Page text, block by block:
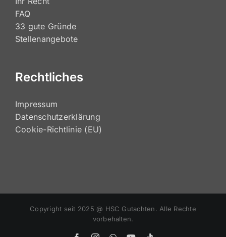
Ihr Recht
FAQ
33 gute Gründe
Stellenangebote
Rechtliches
Impressum
Datenschutzerklärung
Cookie-Richtlinie (EU)
Copyright seit 2025 @ HSC Gutachten. Alle Rechte
vorbehalten.